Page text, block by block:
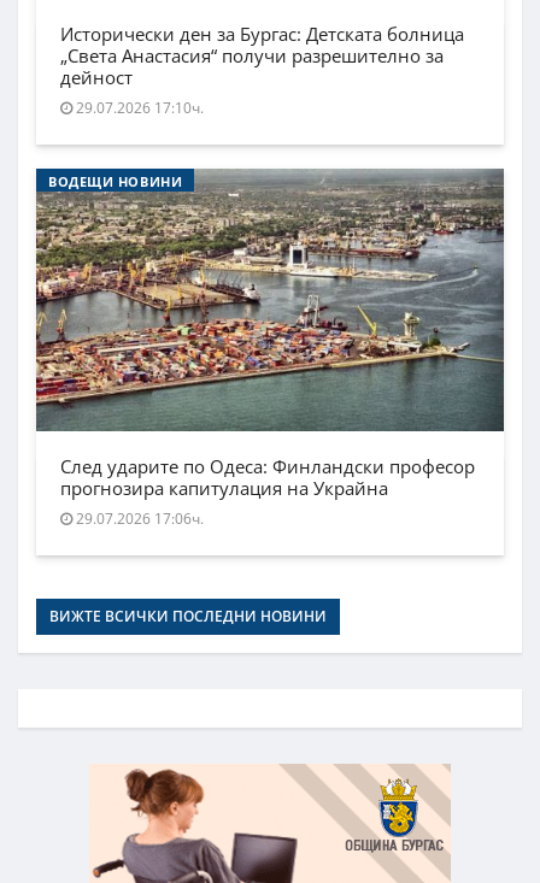
Исторически ден за Бургас: Детската болница
„Света Анастасия“ получи разрешително за
дейност
29.07.2026 17:10ч.
ВОДЕЩИ НОВИНИ
След ударите по Одеса: Финландски професор
прогнозира капитулация на Украйна
29.07.2026 17:06ч.
ВИЖТЕ ВСИЧКИ ПОСЛЕДНИ НОВИНИ